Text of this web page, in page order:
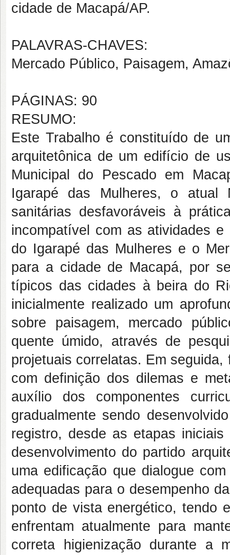
cidade de Macapá/AP.
PALAVRAS-CHAVES:
Mercado Público, Paisagem,
PÁGINAS: 90
RESUMO:
Este Trabalho é constituído de
arquitetônica de um edifício de
Municipal do Pescado em
Igarapé das Mulheres, o atual
sanitárias desfavoráveis à
incompatível com as atividades
do Igarapé das Mulheres e o
para a cidade de Macapá, por
típicos das cidades à beira do
inicialmente realizado um
sobre paisagem, mercado
quente úmido, através de
projetuais correlatas. Em
com definição dos dilemas e
auxílio dos componentes
gradualmente sendo
registro, desde as etapas
desenvolvimento do partido
uma edificação que dialogue
adequadas para o desempenho
ponto de vista energético, tendo
enfrentam atualmente para
correta higienização durante a